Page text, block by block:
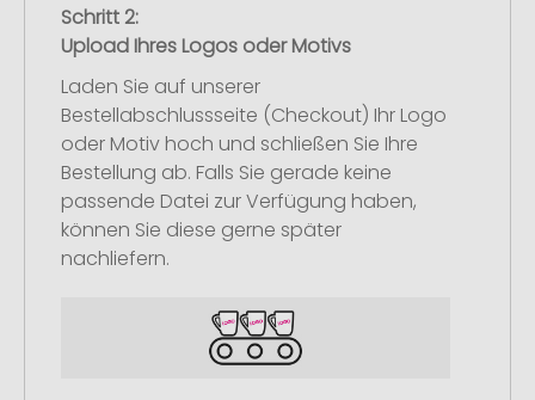
Schritt 2:
Upload Ihres Logos oder Motivs
Laden Sie auf unserer
Bestellabschlussseite (Checkout) Ihr Logo
oder Motiv hoch und schließen Sie Ihre
Bestellung ab. Falls Sie gerade keine
passende Datei zur Verfügung haben,
können Sie diese gerne später
nachliefern.